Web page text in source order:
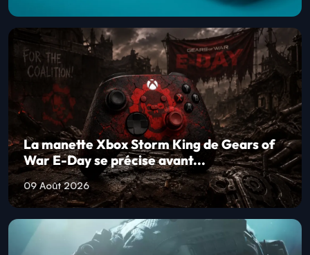
La manette Xbox Storm King de Gears of
War E-Day se précise avant...
09 Août 2026